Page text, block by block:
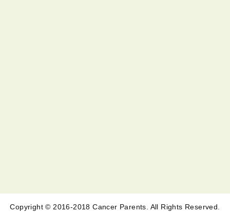
Copyright © 2016-2018 Cancer Parents. All Rights Reserved.